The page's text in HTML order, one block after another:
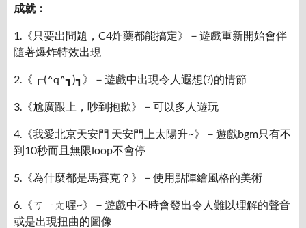
成就：
1.《只要出問題，C4炸藥都能搞定》－遊戲重新開始會伴
隨著爆炸特效出現
2.《┏(^q^┓)┓》－遊戲中出現令人遐想(?)的情節
3.《尬廣跟上，吵到抱歉》－可以多人遊玩
4.《我愛北京天安門 天安門上太陽升~》－遊戲bgm只有不
到10秒而且無限loop不會停
5.《為什麼都是馬賽克？》－使用點陣繪風格的美術
6.《ㄎㄧㄤ喔~》－遊戲中不時會發出令人難以理解的聲音
或是出現扭曲的圖像